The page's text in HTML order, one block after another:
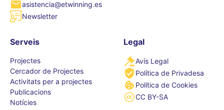
asistencia@etwinning.es
Newsletter
Serveis
Projectes
Cercador de Projectes
Activitats per a projectes
Publicacions
Notícies
Legal
Avís Legal
Política de Privadesa
Política de Cookies
CC BY-SA